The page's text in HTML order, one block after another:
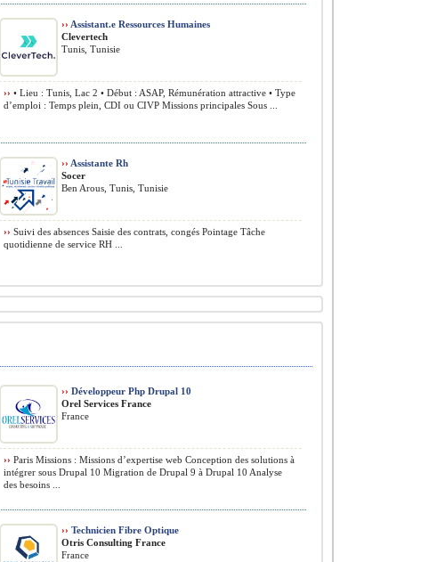
›› Assistant.e Ressources Humaines
Clevertech
Tunis, Tunisie
›› • Lieu : Tunis, Lac 2 • Début : ASAP, Rémunération attractive • Type
d’emploi : Temps plein, CDI ou CIVP Missions principales Sous ...
›› Assistante Rh
Socer
Ben Arous, Tunis, Tunisie
›› Suivi des absences Saisie des contrats, congés Pointage Tâche
quotidienne de service RH ...
›› Développeur Php Drupal 10
Orel Services France
France
›› Paris Missions : Missions d’expertise web Conception des solutions à
intégrer sous Drupal 10 Migration de Drupal 9 à Drupal 10 Analyse
des besoins ...
›› Technicien Fibre Optique
Otris Consulting France
France